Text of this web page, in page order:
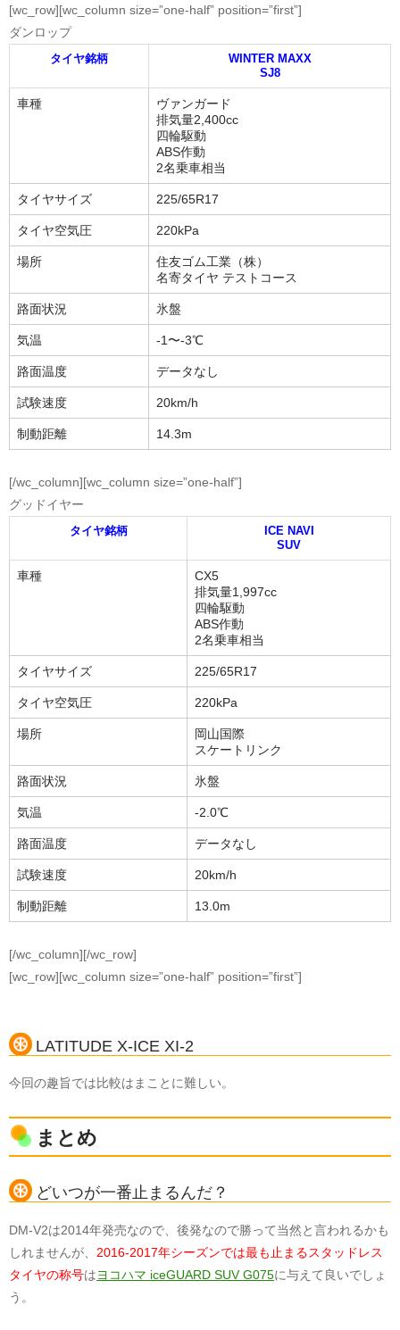
[wc_row][wc_column size=”one-half” position=”first”]
ダンロップ
タイヤ銘柄
WINTER MAXX
SJ8
車種
ヴァンガード
排気量2,400cc
四輪駆動
ABS作動
2名乗車相当
タイヤサイズ 225/65R17
タイヤ空気圧 220kPa
場所
住友ゴム工業（株）
名寄タイヤ テストコース
路面状況 氷盤
気温 -1〜-3℃
路面温度 データなし
試験速度 20km/h
制動距離 14.3m
[/wc_column][wc_column size=”one-half”]
グッドイヤー
タイヤ銘柄
ICE NAVI
SUV
車種
CX5
排気量1,997cc
四輪駆動
ABS作動
2名乗車相当
タイヤサイズ 225/65R17
タイヤ空気圧 220kPa
場所
岡山国際
スケートリンク
路面状況 氷盤
気温 -2.0℃
路面温度 データなし
試験速度 20km/h
制動距離 13.0m
[/wc_column][/wc_row]
[wc_row][wc_column size=”one-half” position=”first”]
LATITUDE X-ICE XI-2
今回の趣旨では比較はまことに難しい。
まとめ
どいつが一番止まるんだ？
DM-V2は2014年発売なので、後発なので勝って当然と言われるかも
しれませんが、 2016-2017年シーズンでは最も止まるスタッドレス
タイヤの称号はヨコハマ iceGUARD SUV G075に与えて良いでしょ
う。